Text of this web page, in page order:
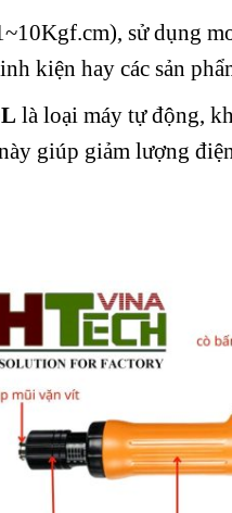
sử dụng
kiện hay các sản
là loại máy tự động,
giúp giảm lượng